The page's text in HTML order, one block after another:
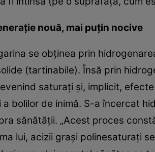
nouă, mai puţin nocive
se obţinea prin
(tartinabile). Însă prin
saturaţi şi, implicit,
a bolilor de inimă. S-a încercat
sănătăţii. „Acest proces
lui, acizii graşi polinesaturaţi